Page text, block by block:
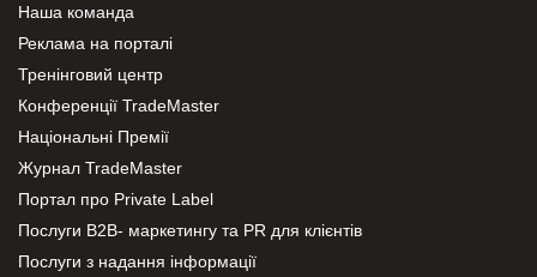
Наша команда
Реклама на порталі
Тренінговий центр
Конференції TradeMaster
Національні Премії
Журнал TradeMaster
Портал про Private Label
Послуги В2В- маркетингу та PR для клієнтів
Послуги з надання інформації